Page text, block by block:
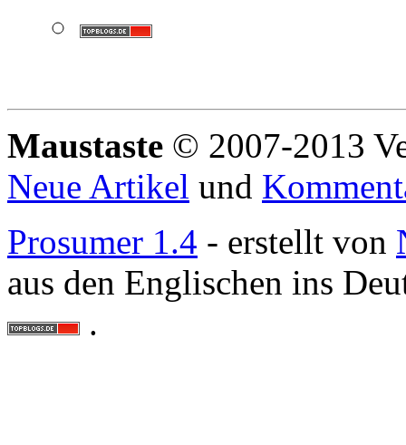
Maustaste © 2007-2013
Neue Artikel und
Prosumer 1.4 - erstellt von
aus den Englischen ins
.